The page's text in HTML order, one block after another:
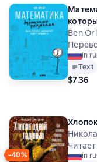
Ben
in
Text
$7.36
−40%
in